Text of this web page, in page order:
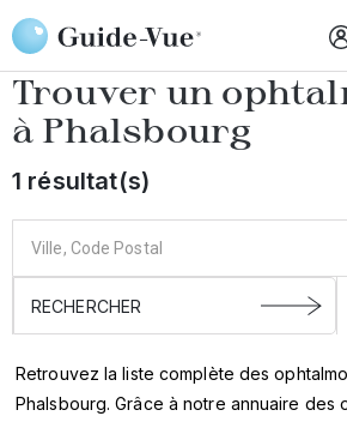
Aller au contenu principal
Accueil Annuaire des ophtalmologistes
Trouver un
à Phalsbourg
1 résultat(s)
Retrouvez la liste complète des
Phalsbourg. Grâce à notre annuaire des